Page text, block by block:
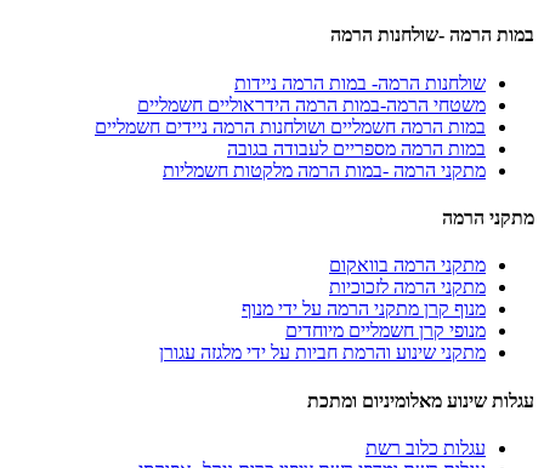
במות הרמה -שולחנות הרמה
שולחנות הרמה- במות הרמה ניידות
משטחי הרמה-במות הרמה הידראוליים חשמליים
במות הרמה חשמליים ושולחנות הרמה ניידים חשמליים
במות הרמה מספריים לעבודה בגובה
מתקני הרמה -במות הרמה מלקטות חשמליות
מתקני הרמה
מתקני הרמה בוואקום
מתקני הרמה לזכוכיות
מנוף קרן מתקני הרמה על ידי מנוף
מנופי קרן חשמליים מיוחדים
מתקני שינוע והרמת חביות על ידי מלגזה עגורן
עגלות שינוע מאלומיניום ומתכת
עגלות כלוב רשת